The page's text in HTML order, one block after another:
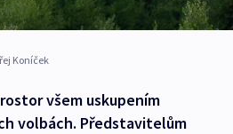
Koníček
všem uskupením
volbách. Představitelům